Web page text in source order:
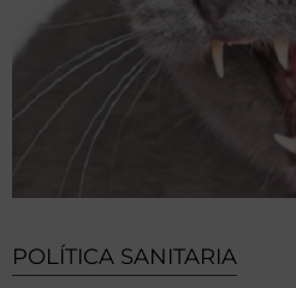
POLÍTICA SANITARIA